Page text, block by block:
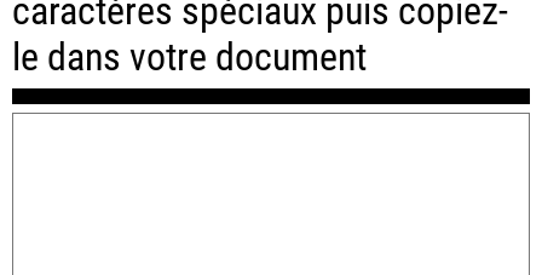
caractères spéciaux puis copiez-
le dans votre document